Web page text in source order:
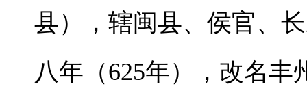
县），辖闽县、侯官、
八年（625年），改名